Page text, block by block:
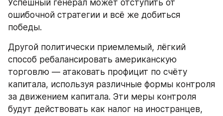
Успешный генерал может отступить от
ошибочной стратегии и всё же добиться
победы.
Другой политически приемлемый, лёгкий
способ ребалансировать американскую
торговлю — атаковать профицит по счёту
капитала, используя различные формы контроля
за движением капитала. Эти меры контроля
будут действовать как налог на иностранцев,